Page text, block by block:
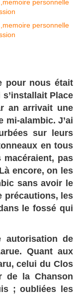
nous était
Place
an arrivait une
mi-alambic. J’ai
sur leurs
en tous
pas
encore, on les
sans avoir le
précautions, les
le fossé qui
de
Quant aux
celui du Clos
de la Chanson
; oubliées les